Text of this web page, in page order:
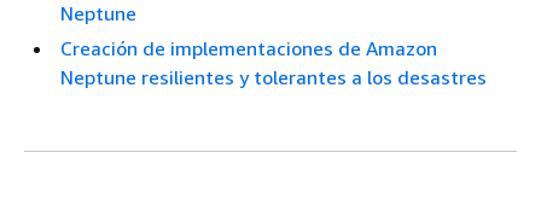
Neptune
Creación de implementaciones de Amazon
Neptune resilientes y tolerantes a los desastres